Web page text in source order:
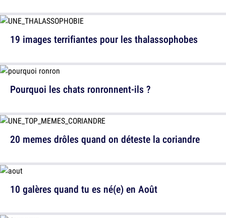
Pourquoi les chats ronronnent-ils ?
10 galères quand tu es né(e) en Août
19 images terrifiantes pour les thalassophobes
20 memes drôles quand on déteste la coriandre